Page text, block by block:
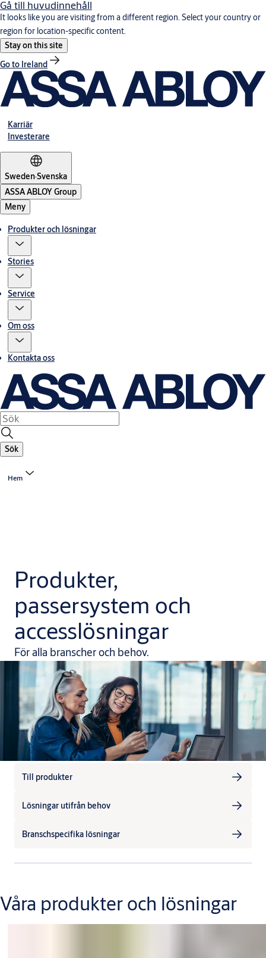
Gå till huvudinnehåll
It looks like you are visiting from a different region. Select your country or
region for location-specific content.
Stay on this site
Go to Ireland
Karriär
Investerare
Sweden·Svenska
ASSA ABLOY Group
Meny
Produkter och lösningar
Stories
Service
Om oss
Kontakta oss
Sök
Hem
Produkter,
passersystem och
accesslösningar
För alla branscher och behov.
Till produkter
Lösningar utifrån behov
Branschspecifika lösningar
Våra produkter och lösningar